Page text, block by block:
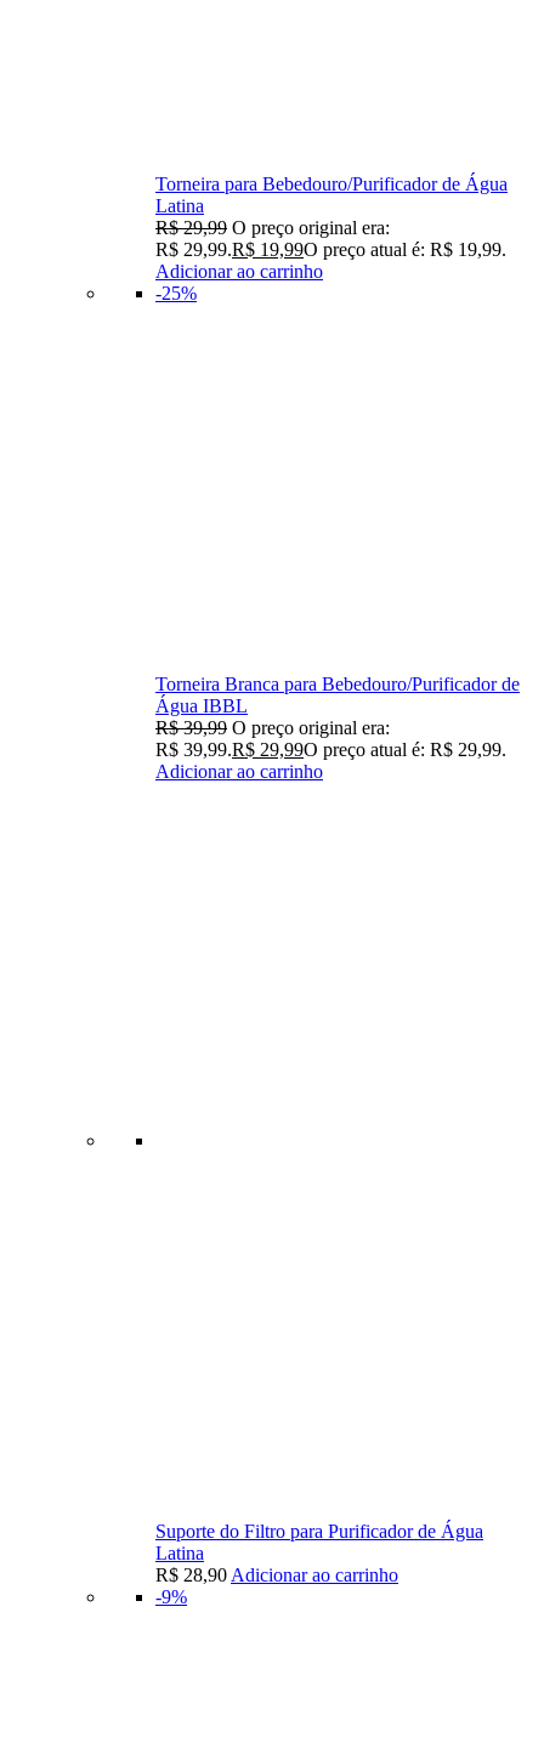
Torneira para Bebedouro/Purificador de Água
Latina
R$29,99 O preço original era:
R$ 29,99.R$ 19,99O preço atual é: R$ 19,99.
Adicionar ao carrinho
-25%
Torneira Branca para Bebedouro/Purificador de
Água IBBL
R$39,99 O preço original era:
R$ 39,99.R$ 29,99O preço atual é: R$ 29,99.
Adicionar ao carrinho
Suporte do Filtro para Purificador de Água
Latina
R$ 28,90 Adicionar ao carrinho
-9%